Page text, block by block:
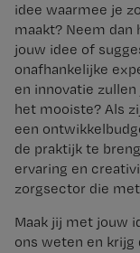
idee waarmee je
maakt? Neem
jouw idee of
onafhankelijke
en innovatie
het mooiste? Als
een
de praktijk te
ervaring en
zorgsector die
Maak jij met jouw
ons weten en krijg